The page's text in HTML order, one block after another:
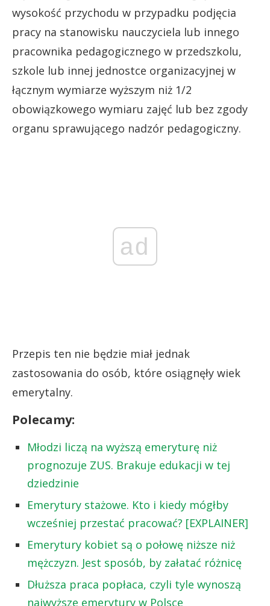
wysokość przychodu w przypadku podjęcia
pracy na stanowisku nauczyciela lub innego
pracownika pedagogicznego w przedszkolu,
szkole lub innej jednostce organizacyjnej w
łącznym wymiarze wyższym niż 1/2
obowiązkowego wymiaru zajęć lub bez zgody
organu sprawującego nadzór pedagogiczny.
ad
Przepis ten nie będzie miał jednak
zastosowania do osób, które osiągnęły wiek
emerytalny.
Polecamy:
Młodzi liczą na wyższą emeryturę niż
prognozuje ZUS. Brakuje edukacji w tej
dziedzinie
Emerytury stażowe. Kto i kiedy mógłby
wcześniej przestać pracować? [EXPLAINER]
Emerytury kobiet są o połowę niższe niż
mężczyzn. Jest sposób, by załatać różnicę
Dłuższa praca popłaca, czyli tyle wynoszą
najwyższe emerytury w Polsce